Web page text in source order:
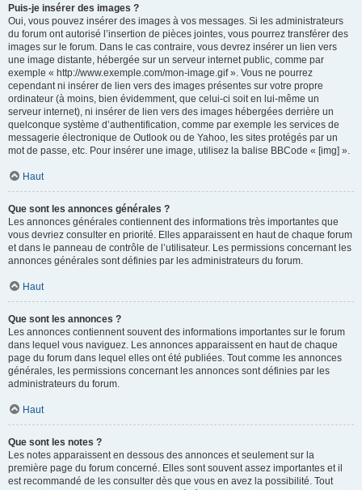
Puis-je insérer des images ?
Oui, vous pouvez insérer des images à vos messages. Si les administrateurs
du forum ont autorisé l’insertion de pièces jointes, vous pourrez transférer des
images sur le forum. Dans le cas contraire, vous devrez insérer un lien vers
une image distante, hébergée sur un serveur internet public, comme par
exemple « http://www.exemple.com/mon-image.gif ». Vous ne pourrez
cependant ni insérer de lien vers des images présentes sur votre propre
ordinateur (à moins, bien évidemment, que celui-ci soit en lui-même un
serveur internet), ni insérer de lien vers des images hébergées derrière un
quelconque système d’authentification, comme par exemple les services de
messagerie électronique de Outlook ou de Yahoo, les sites protégés par un
mot de passe, etc. Pour insérer une image, utilisez la balise BBCode « [img] ».
Haut
Que sont les annonces générales ?
Les annonces générales contiennent des informations très importantes que
vous devriez consulter en priorité. Elles apparaissent en haut de chaque forum
et dans le panneau de contrôle de l’utilisateur. Les permissions concernant les
annonces générales sont définies par les administrateurs du forum.
Haut
Que sont les annonces ?
Les annonces contiennent souvent des informations importantes sur le forum
dans lequel vous naviguez. Les annonces apparaissent en haut de chaque
page du forum dans lequel elles ont été publiées. Tout comme les annonces
générales, les permissions concernant les annonces sont définies par les
administrateurs du forum.
Haut
Que sont les notes ?
Les notes apparaissent en dessous des annonces et seulement sur la
première page du forum concerné. Elles sont souvent assez importantes et il
est recommandé de les consulter dès que vous en avez la possibilité. Tout